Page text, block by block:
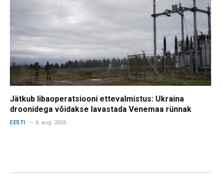
Jätkub libaoperatsiooni ettevalmistus: Ukraina
droonidega võidakse lavastada Venemaa rünnak
EESTI 6. aug. 2026